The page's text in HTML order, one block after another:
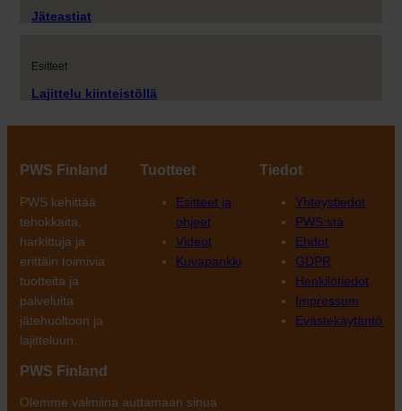
Jäteastiat
Esitteet
Lajittelu kiinteistöllä
PWS Finland
PWS kehittää
tehokkaita,
harkittuja ja
erittäin toimivia
tuotteita ja
palveluita
jätehuoltoon ja
lajitteluun.
Tuotteet
Esitteet ja
ohjeet
Videot
Kuvapankki
Tiedot
Yhteystiedot
PWS:stä
Ehdot
GDPR
Henkilötiedot
Impressum
Evästekäytäntö
PWS Finland
Olemme valmiina auttamaan sinua